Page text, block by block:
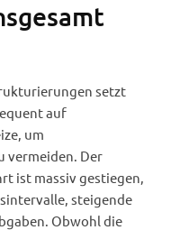
setzt
auf
um
vermeiden. Der
ist massiv gestiegen,
steigende
Obwohl die